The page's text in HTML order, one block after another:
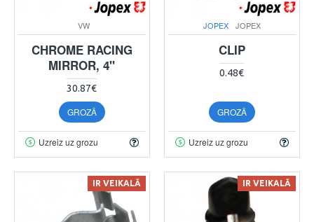
VW
CHROME RACING
MIRROR, 4"
30.87€
GROZĀ
Uzreiz uz grozu
JOPEX JOPEX
CLIP
0.48€
GROZĀ
Uzreiz uz grozu
IR VEIKALĀ IR VEIKALĀ